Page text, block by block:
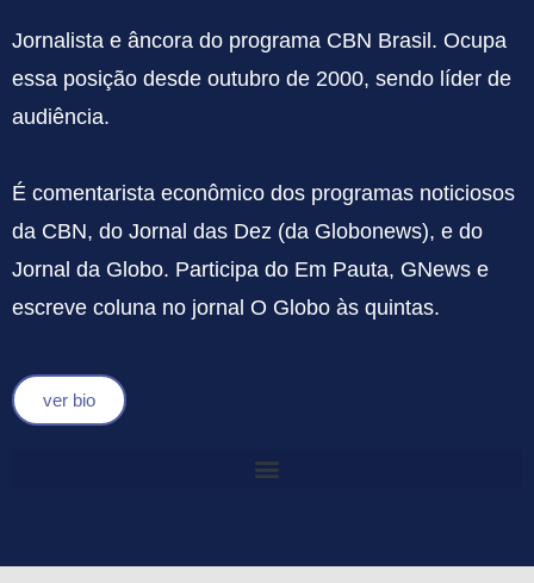
Jornalista e âncora do programa CBN Brasil. Ocupa
essa posição desde outubro de 2000, sendo líder de
audiência.
É comentarista econômico dos programas noticiosos
da CBN, do Jornal das Dez (da Globonews), e do
Jornal da Globo. Participa do Em Pauta, GNews e
escreve coluna no jornal O Globo às quintas.
ver bio